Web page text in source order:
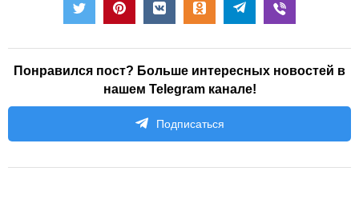
Понравился пост? Больше интересных новостей в
нашем Telegram канале!
Подписаться